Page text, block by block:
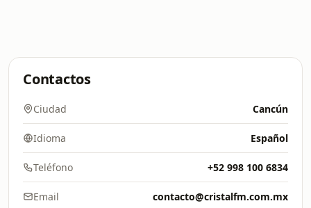
Contactos
Ciudad Cancún
Idioma Español
Teléfono +52 998 100 6834
Email contacto@cristalfm.com.mx